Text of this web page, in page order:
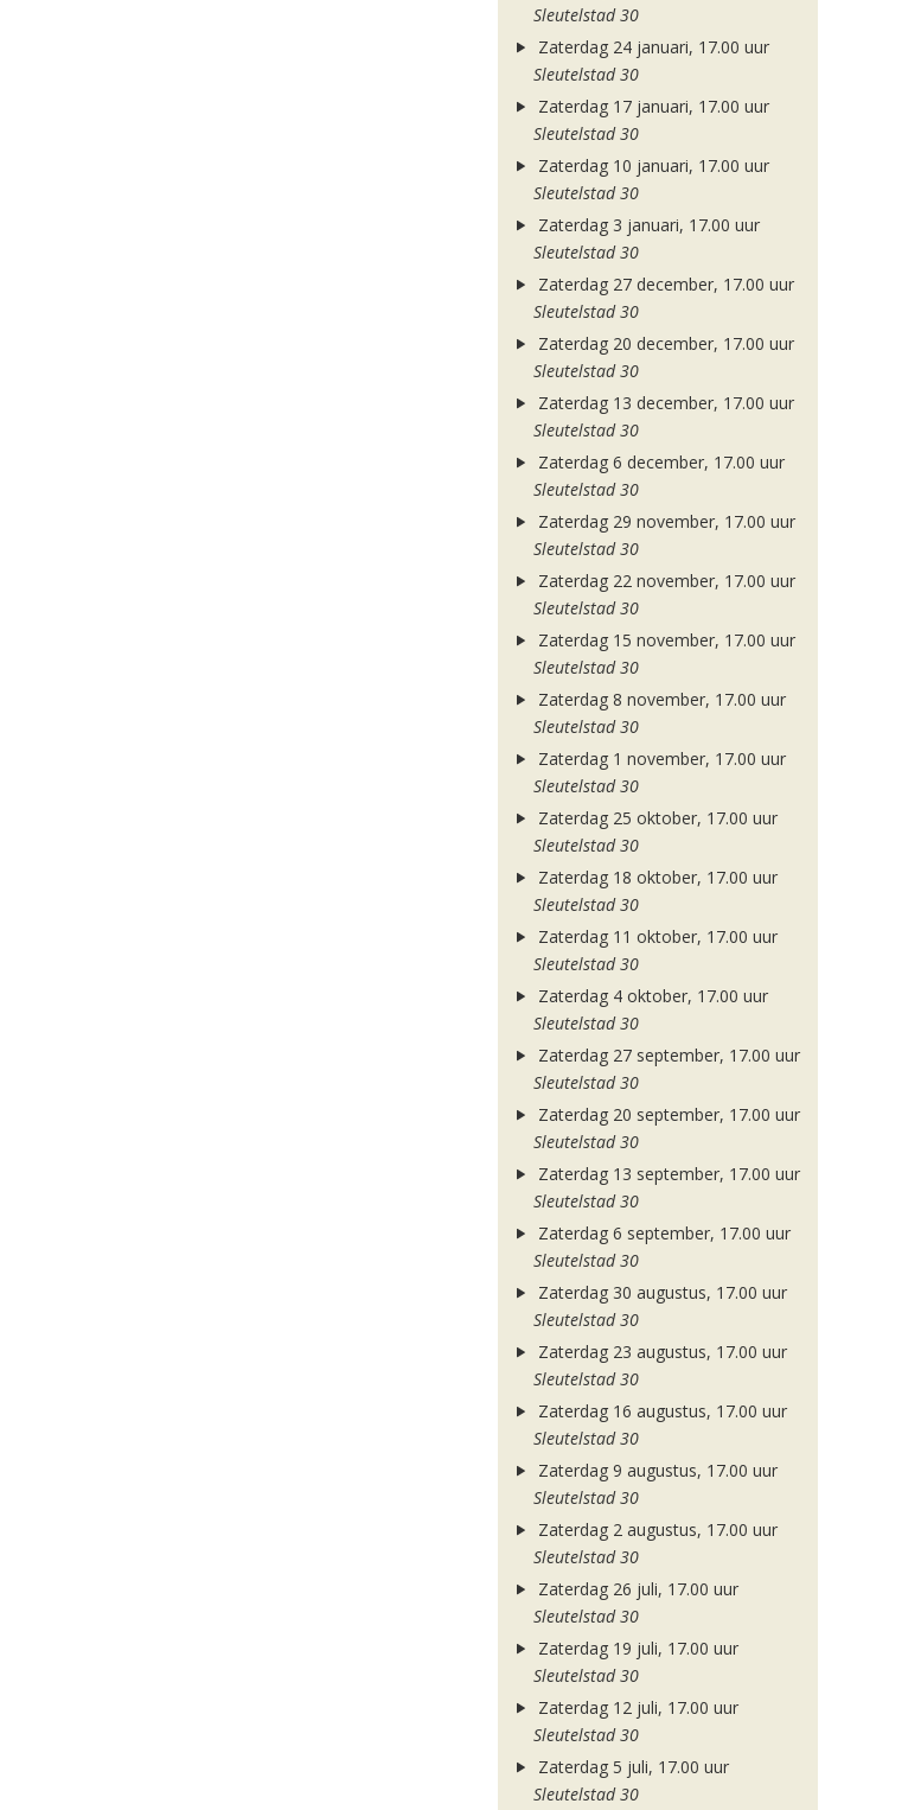
Sleutelstad 30
Zaterdag 24 januari, 17.00 uur
Sleutelstad 30
Zaterdag 17 januari, 17.00 uur
Sleutelstad 30
Zaterdag 10 januari, 17.00 uur
Sleutelstad 30
Zaterdag 3 januari, 17.00 uur
Sleutelstad 30
Zaterdag 27 december, 17.00 uur
Sleutelstad 30
Zaterdag 20 december, 17.00 uur
Sleutelstad 30
Zaterdag 13 december, 17.00 uur
Sleutelstad 30
Zaterdag 6 december, 17.00 uur
Sleutelstad 30
Zaterdag 29 november, 17.00 uur
Sleutelstad 30
Zaterdag 22 november, 17.00 uur
Sleutelstad 30
Zaterdag 15 november, 17.00 uur
Sleutelstad 30
Zaterdag 8 november, 17.00 uur
Sleutelstad 30
Zaterdag 1 november, 17.00 uur
Sleutelstad 30
Zaterdag 25 oktober, 17.00 uur
Sleutelstad 30
Zaterdag 18 oktober, 17.00 uur
Sleutelstad 30
Zaterdag 11 oktober, 17.00 uur
Sleutelstad 30
Zaterdag 4 oktober, 17.00 uur
Sleutelstad 30
Zaterdag 27 september, 17.00 uur
Sleutelstad 30
Zaterdag 20 september, 17.00 uur
Sleutelstad 30
Zaterdag 13 september, 17.00 uur
Sleutelstad 30
Zaterdag 6 september, 17.00 uur
Sleutelstad 30
Zaterdag 30 augustus, 17.00 uur
Sleutelstad 30
Zaterdag 23 augustus, 17.00 uur
Sleutelstad 30
Zaterdag 16 augustus, 17.00 uur
Sleutelstad 30
Zaterdag 9 augustus, 17.00 uur
Sleutelstad 30
Zaterdag 2 augustus, 17.00 uur
Sleutelstad 30
Zaterdag 26 juli, 17.00 uur
Sleutelstad 30
Zaterdag 19 juli, 17.00 uur
Sleutelstad 30
Zaterdag 12 juli, 17.00 uur
Sleutelstad 30
Zaterdag 5 juli, 17.00 uur
Sleutelstad 30